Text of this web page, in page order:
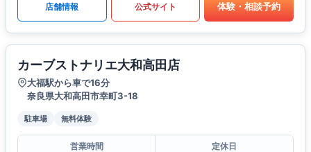
店舗情報 公式サイト 体験・相談予約
カーブストナリエ大和高田店
大福駅から車で16分
奈良県大和高田市幸町3-18
駐車場 無料体験
営業時間
定休日